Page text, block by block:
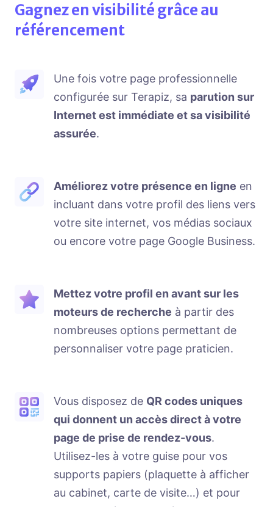
Gagnez en visibilité grâce au
référencement
Une fois votre page professionnelle
configurée sur Terapiz, sa parution sur
Internet est immédiate et sa visibilité
assurée.
Améliorez votre présence en ligne en
incluant dans votre profil des liens vers
votre site internet, vos médias sociaux
ou encore votre page Google Business.
Mettez votre profil en avant sur les
moteurs de recherche à partir des
nombreuses options permettant de
personnaliser votre page praticien.
Vous disposez de QR codes uniques
qui donnent un accès direct à votre
page de prise de rendez-vous.
Utilisez-les à votre guise pour vos
supports papiers (plaquette à afficher
au cabinet, carte de visite…) et pour